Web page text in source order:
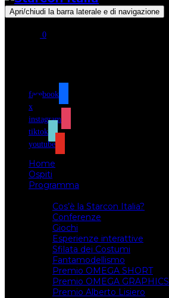
Apri/chiudi la barra laterale e di navigazione
0
facebook
x
instagram
tiktok
youtube
Home
Ospiti
Programma
Cos’è la Starcon Italia?
Conferenze
Giochi
Esperienze interattive
Sfilata dei Costumi
Fantamodellismo
Premio OMEGA SHORT
Premio OMEGA GRAPHICS
Premio Alberto Lisiero